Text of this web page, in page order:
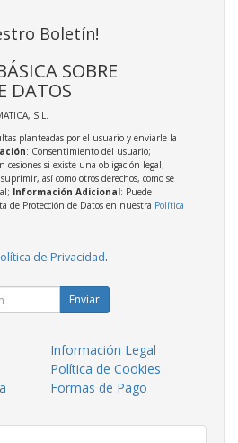
Boletín!
SOBRE
DATOS
S.L.
planteadas por el usuario y enviarle la
: Consentimiento del usuario;
cesiones si existe una obligación legal;
así como otros derechos, como se
Información Adicional: Puede
de Protección de Datos en nuestra Política
de Privacidad.
Enviar
Información Legal
Política de Cookies
Formas de Pago